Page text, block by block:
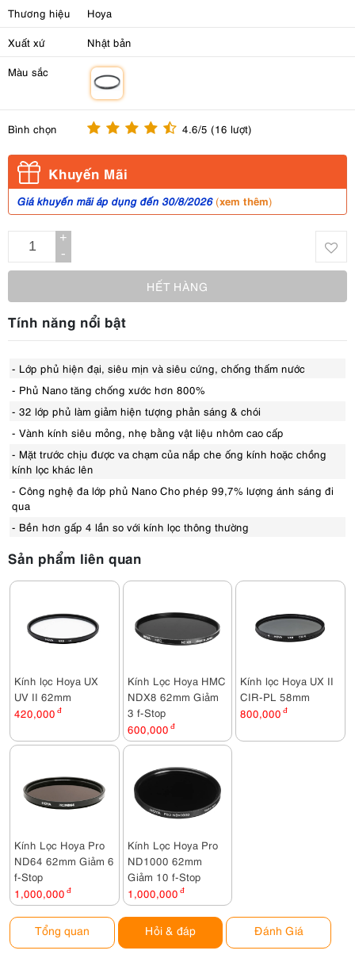
Thương hiệu Hoya
Xuất xứ Nhật bản
Màu sắc
Bình chọn 4.6/5 (16 lượt)
Khuyến Mãi
Giá khuyến mãi áp dụng đến 30/8/2026(xem thêm)
+
-
HẾT HÀNG
Tính năng nổi bật
- Lớp phủ hiện đại, siêu mịn và siêu cứng, chống thấm nước
- Phủ Nano tăng chống xước hơn 800%
- 32 lớp phủ làm giảm hiện tượng phản sáng & chói
- Vành kính siêu mỏng, nhẹ bằng vật liệu nhôm cao cấp
- Mặt trước chịu được va chạm của nắp che ống kính hoặc chồng
kính lọc khác lên
- Công nghệ đa lớp phủ Nano Cho phép 99,7% lượng ánh sáng đi
qua
- Bền hơn gấp 4 lần so với kính lọc thông thường
Sản phẩm liên quan
Kính lọc Hoya UX
UV II 62mm
420,000 đ
Kính Lọc Hoya HMC
NDX8 62mm Giảm
3 f-Stop
600,000 đ
Kính lọc Hoya UX II
CIR-PL 58mm
800,000 đ
Kính Lọc Hoya Pro
ND64 62mm Giảm 6
f-Stop
1,000,000 đ
Kính Lọc Hoya Pro
ND1000 62mm
Giảm 10 f-Stop
1,000,000 đ
Tổng quan Hỏi & đáp Đánh Giá